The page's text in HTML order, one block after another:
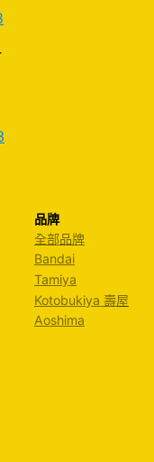
品牌
全部品牌
Bandai
Tamiya
Kotobukiya 壽屋
Aoshima